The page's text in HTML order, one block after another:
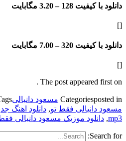
دانلود با کیفیت 128 – 3.20 مگابایت
[]
دانلود با کیفیت 320 – 7.00 مگابایت
[]
The post appeared first on .
Categoriesposted in مسعود دانیالی
مسعود دانیالی فقط تو, دانلود اهنگ
mp3
, دانلود موزیک مسعود دانیالی
Search for: